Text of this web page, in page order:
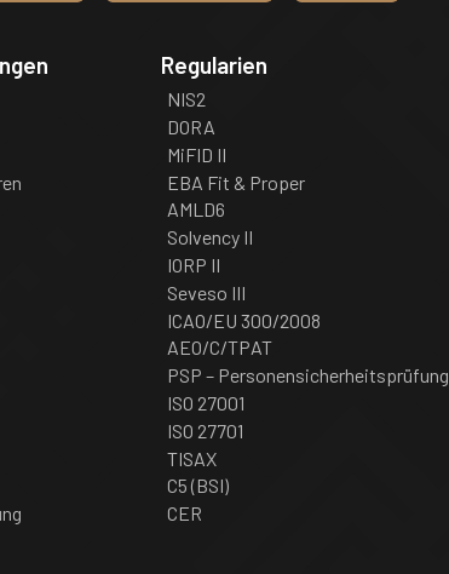
Regularien
NIS2
DORA
MiFID II
EBA Fit & Proper
AMLD6
Solvency II
IORP II
Seveso III
ICAO/EU 300/2008
AEO/C/TPAT
PSP – Personensicherheitsprüfung
ISO 27001
ISO 27701
TISAX
C5 (BSI)
CER